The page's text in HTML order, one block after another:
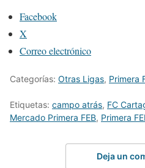
Facebook
X
Correo electrónico
Categorías: Otras Ligas, Primera
Etiquetas: campo atrás, FC
Mercado Primera FEB, Primera
Deja un